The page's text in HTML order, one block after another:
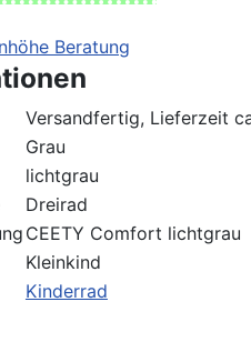
Versandfertig, Lieferzeit
Grau
lichtgrau
Dreirad
CEETY Comfort lichtgrau
Kleinkind
Kinderrad